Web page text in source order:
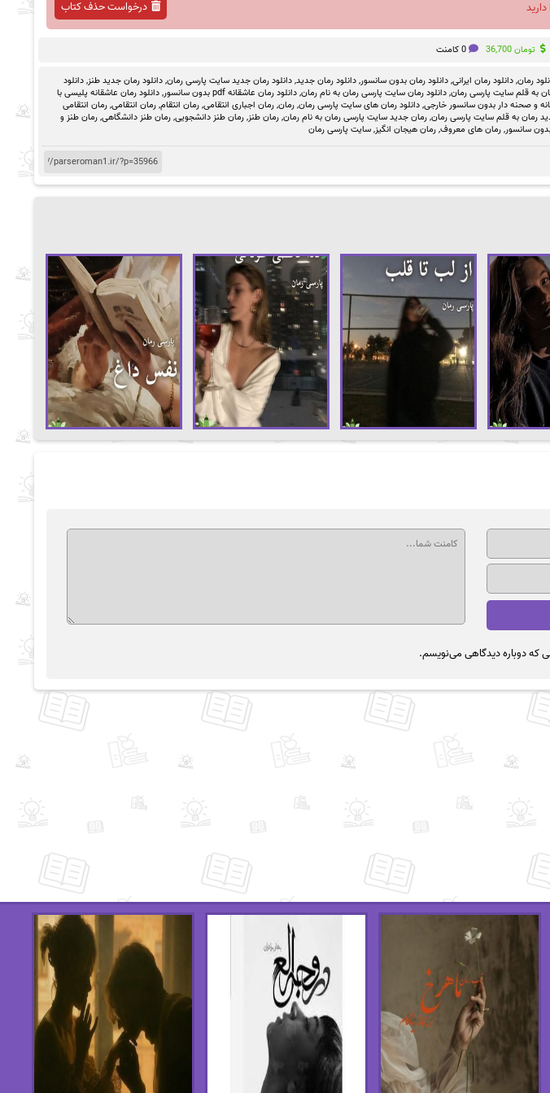
درخواست حذف کتاب
تومان 0 کامنت
رمان,دانلود رمان ایرانی,دانلود رمان بدون سانسور,دانلود رمان جدید,دانلود رمان جدید سایت پارسی رمان,دانلود رمان جدید طنز,دانلود
به قلم سایت پارسی رمان,دانلود رمان سایت پارسی رمان به نام رمان,دانلود رمان عاشقانه pdf بدون سانسور ,دانلود رمان عاشقانه پلیسی با
و صحنه دار بدون سانسور خارجی,دانلود رمان های سایت پارسی رمان,رمان,رمان اجباری انتقامی,رمان انتقام,رمان انتقامی,رمان انتقامی
رمان به قلم سایت پارسی رمان,رمان جدید سایت پارسی رمان به نام رمان,رمان طنز,رمان طنز دانشجویی,رمان طنز دانشگاهی,رمان طنز و
سانسور,رمان های معروف,رمان هیجان انگیز,سایت پارسی رمان
که دوباره دیدگاهی می‌نویسم.